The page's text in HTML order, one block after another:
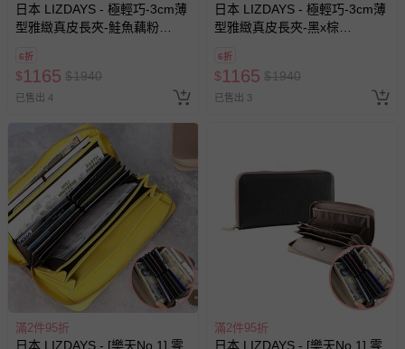
日本 LIZDAYS - 極輕巧-3cm薄
型雅緻真皮長夾-鮭魚藕粉
6折
$1165 $1940
已售出 4
日本 LIZDAYS - 極輕巧-3cm薄
型雅緻真皮長夾-黑x棕
6折
$1165 $1940
已售出 3
滿2件95折
日本 LIZDAYS - [樂天No.1] 零
滿2件95折
日本 LIZDAYS - [樂天No.1] 零